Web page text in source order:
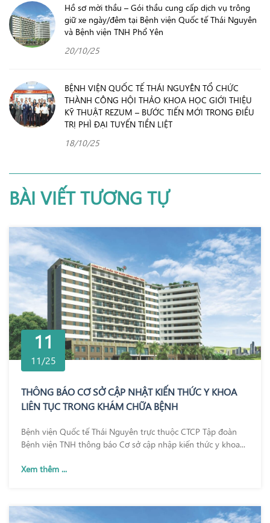
Hồ sơ mời thầu – Gói thầu cung cấp dịch vụ trông
giữ xe ngày/đêm tại Bệnh viện Quốc tế Thái Nguyên
và Bệnh viện TNH Phổ Yên
20/10/25
BỆNH VIỆN QUỐC TẾ THÁI NGUYÊN TỔ CHỨC
THÀNH CÔNG HỘI THẢO KHOA HỌC GIỚI THIỆU
KỸ THUẬT REZUM – BƯỚC TIẾN MỚI TRONG ĐIỀU
TRỊ PHÌ ĐẠI TUYẾN TIỀN LIỆT
18/10/25
BÀI VIẾT TƯƠNG TỰ
11
11/25
THÔNG BÁO CƠ SỞ CẬP NHẬT KIẾN THỨC Y KHOA
LIÊN TỤC TRONG KHÁM CHỮA BỆNH
Bệnh viện Quốc tế Thái Nguyên trực thuộc CTCP Tập đoàn
Bệnh viện TNH thông báo Cơ sở cập nhập kiến thức y khoa...
Xem thêm ...